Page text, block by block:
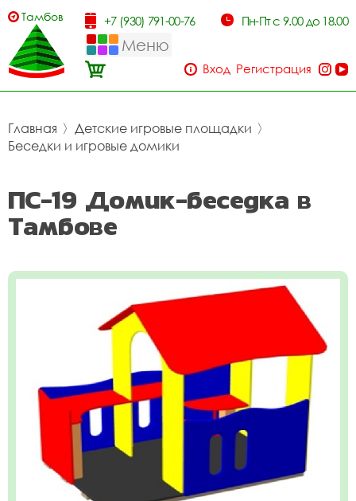
Тамбов +7 (930) 791-00-76 Пн-Пт с 9.00 до 18.00
Меню
Вход Регистрация
Главная 〉 Детские игровые площадки 〉
Беседки и игровые домики
ПС-19 Домик-беседка в
Тамбове